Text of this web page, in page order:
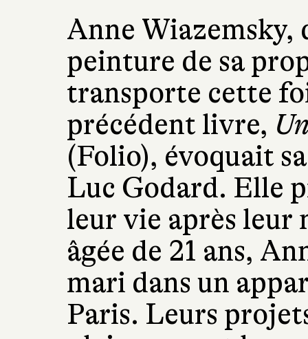
Anne Wiazemsky,
peinture de sa
transporte cette
précédent livre,
(Folio), évoquait
Luc Godard. Elle
leur vie après leur
âgée de 21 ans,
mari dans un
Paris. Leurs